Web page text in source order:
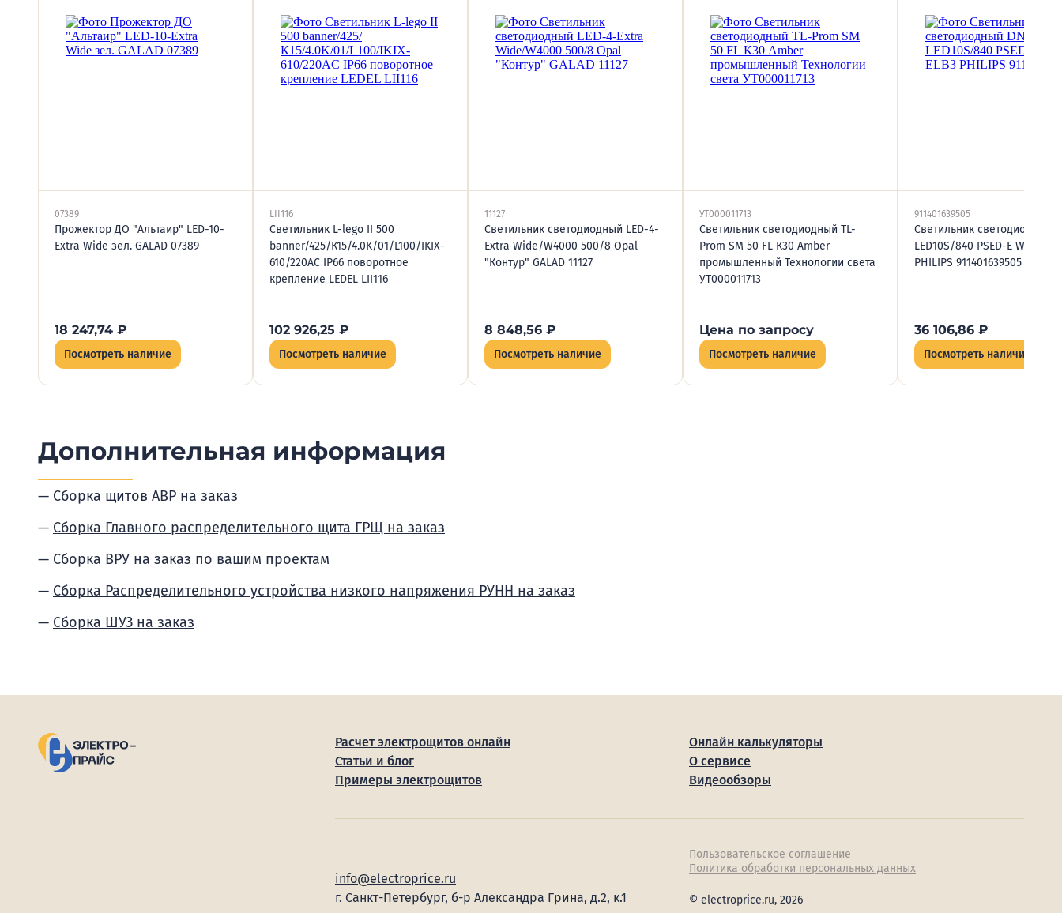
07389
Прожектор ДО "Альтаир" LED-10-
Extra Wide зел. GALAD 07389
18 247,74 ₽
Посмотреть наличие
LII116
Светильник L-lego II 500
banner/425/К15/4.0K/01/L100/IKIX-
610/220AC IP66 поворотное
крепление LEDEL LII116
102 926,25 ₽
Посмотреть наличие
11127
Светильник светодиодный LED-4-
Extra Wide/W4000 500/8 Opal
"Контур" GALAD 11127
8 848,56 ₽
Посмотреть наличие
УТ000011713
Светильник светодиодный TL-
Prom SM 50 FL К30 Amber
промышленный Технологии света
УТ000011713
Цена по запросу
Посмотреть наличие
911401639505
Светильник светодиодный
LED10S/840 PSED-E WR ELB3
PHILIPS 911401639505
36 106,86 ₽
Посмотреть наличие
Дополнительная информация
Сборка щитов АВР на заказ
Сборка Главного распределительного щита ГРЩ на заказ
Сборка ВРУ на заказ по вашим проектам
Сборка Распределительного устройства низкого напряжения РУНН на заказ
Сборка ШУЗ на заказ
Расчет электрощитов онлайн
Онлайн калькуляторы
Статьи и блог
О сервисе
Примеры электрощитов
Видеообзоры
info@electroprice.ru
г. Санкт-Петербург, б-р Александра Грина, д.2, к.1
Пользовательское соглашение
Политика обработки персональных данных
© electroprice.ru, 2026